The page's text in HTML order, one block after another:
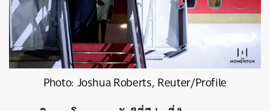
Photo: Joshua Roberts, Reuter/Profile